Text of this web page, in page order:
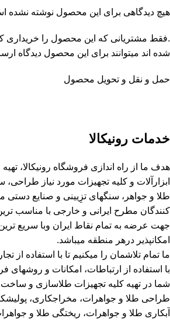
هیچ دیدگاهی برای این محصول نوشته نشده
.فقط مشتریانی که این محصول را خریداری
شده اند میتوانند برای این محصول دیدگاه
حمل و نقل و تحویل محصول
خدمات رونیکالا
هدف ما از راه اندازی فروشگاه رونیکالا، تهیه
ابزارآلات و کلیه تجهیزات مورد نیاز
طلا و جواهر، سنگهای تزِیینی و صنایع دستی
کنندگان مطرح ایرانی و خارجی با مناسب
جهت عرضه به تمام نقاط ایران وبا سریع
امکانپذیر درهر منطقه میباشد.
ما تمام تلاشمان را میکنیم تا با استفاده از
با استفاده از ارتباطات، امکانات و روشهای
شما در تهیه کلیه تجهیزات طلاسازی و ساخت
طراحی طلا و جواهرات، مخراجکاری،
آبکاری طلا و جواهرات، ریختگی طلا و